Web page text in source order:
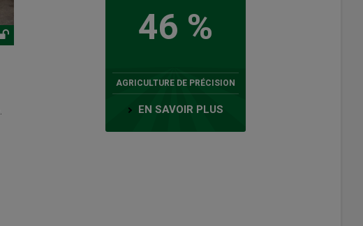
46 %
AGRICULTURE DE PRÉCISION
EN SAVOIR PLUS